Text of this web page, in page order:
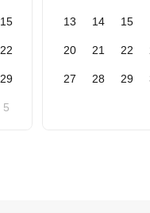
15
22
29
5
13 14 15
20 21 22
27 28 29